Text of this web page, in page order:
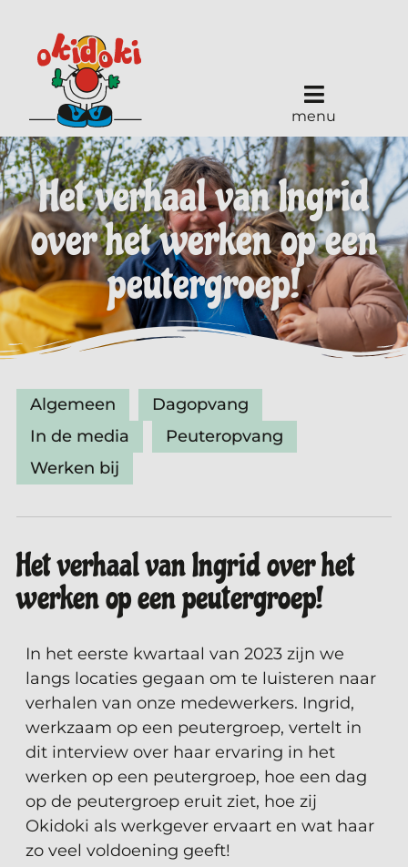
menu
Het verhaal van Ingrid
over het werken op een
peutergroep!
Algemeen
Dagopvang
In de media
Peuteropvang
Werken bij
Het verhaal van Ingrid over het
werken op een peutergroep!
In het eerste kwartaal van 2023 zijn we
langs locaties gegaan om te luisteren naar
verhalen van onze medewerkers. Ingrid,
werkzaam op een peutergroep, vertelt in
dit interview over haar ervaring in het
werken op een peutergroep, hoe een dag
op de peutergroep eruit ziet, hoe zij
Okidoki als werkgever ervaart en wat haar
zo veel voldoening geeft!